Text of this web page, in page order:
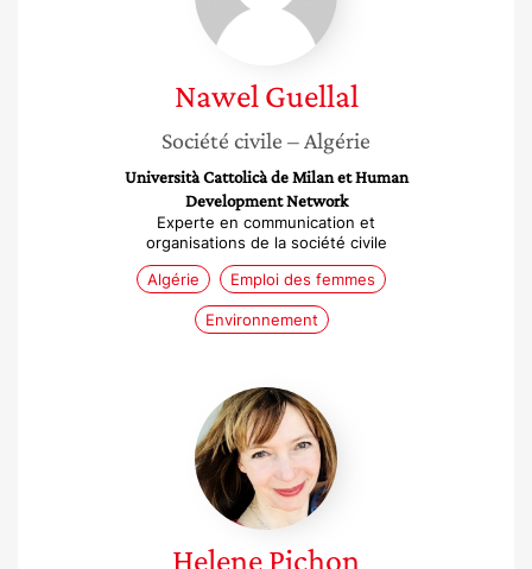
Nawel Guellal
Société civile – Algérie
Università Cattolicà de Milan et Human
Development Network
Experte en communication et
organisations de la société civile
Algérie
Emploi des femmes
Environnement
Helene
Pichon
HelenePichon